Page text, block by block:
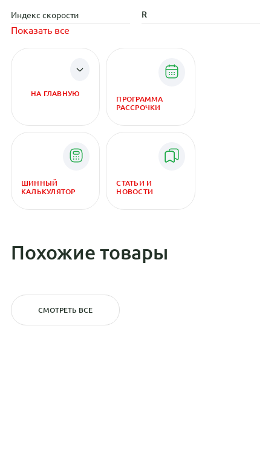
Индекс скорости R
Показать все
НА ГЛАВНУЮ
ПРОГРАММА
РАССРОЧКИ
ШИННЫЙ
КАЛЬКУЛЯТОР
СТАТЬИ И
НОВОСТИ
Похожие товары
СМОТРЕТЬ ВСЕ